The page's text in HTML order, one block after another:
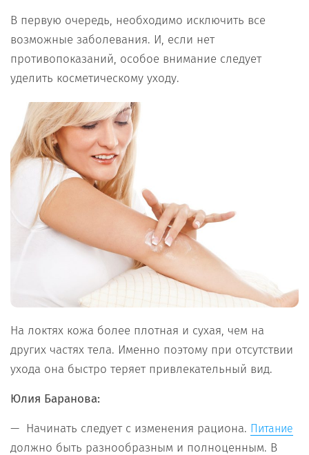
В первую очередь, необходимо исключить все
возможные заболевания. И, если нет
противопоказаний, особое внимание следует
уделить косметическому уходу.
На локтях кожа более плотная и сухая, чем на
других частях тела. Именно поэтому при отсутствии
ухода она быстро теряет привлекательный вид.
Юлия Баранова:
— Начинать следует с изменения рациона. Питание
должно быть разнообразным и полноценным. В